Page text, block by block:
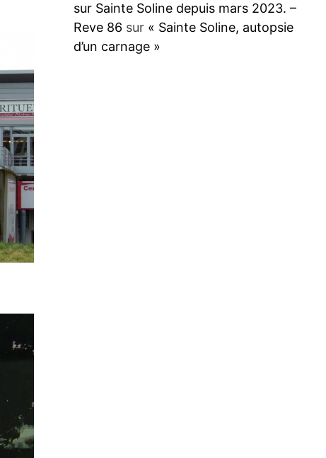
sur Sainte Soline depuis mars 2023. –
Reve 86 sur « Sainte Soline, autopsie
d’un carnage »